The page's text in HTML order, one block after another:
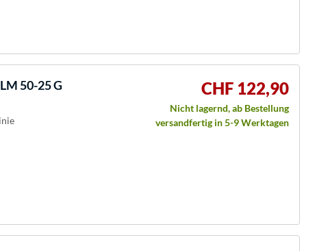
50-25 G
CHF 122,90
Nicht lagernd, ab Bestellung
versandfertig in 5-9 Werktagen